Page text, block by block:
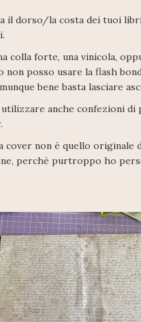
il dorso/la costa dei tuoi
colla forte, una vinicola,
non posso usare la flash
bene basta lasciare
anche confezioni di
cover non è quello originale
perchè purtroppo ho